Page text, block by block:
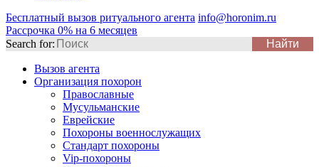
Бесплатный вызов ритуального агента info@horonim.ru
Рассрочка 0% на 6 месяцев
Search for:
Вызов агента
Организация похорон
Православные
Мусульманские
Еврейские
Похороны военнослужащих
Стандарт похороны
Vip-похороны